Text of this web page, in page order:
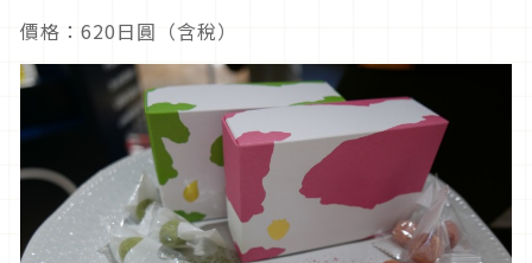
價格：620日圓（含稅）